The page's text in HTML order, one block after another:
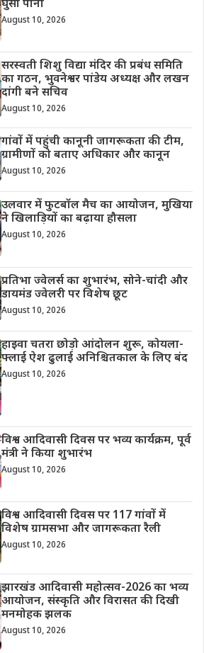
घुसा पानी
August 10, 2026
सरस्वती शिशु विद्या मंदिर की प्रबंध समिति
का गठन, भुवनेश्वर पांडेय अध्यक्ष और लखन
दांगी बने सचिव
August 10, 2026
गांवों में पहुंची कानूनी जागरूकता की टीम,
ग्रामीणों को बताए अधिकार और कानून
August 10, 2026
उलवार में फुटबॉल मैच का आयोजन, मुखिया
ने खिलाड़ियों का बढ़ाया हौसला
August 10, 2026
प्रतिभा ज्वेलर्स का शुभारंभ, सोने-चांदी और
डायमंड ज्वेलरी पर विशेष छूट
August 10, 2026
हाइवा चतरा छोड़ो आंदोलन शुरू, कोयला-
फ्लाई ऐश ढुलाई अनिश्चितकाल के लिए बंद
August 10, 2026
विश्व आदिवासी दिवस पर भव्य कार्यक्रम, पूर्व
मंत्री ने किया शुभारंभ
August 10, 2026
विश्व आदिवासी दिवस पर 117 गांवों में
विशेष ग्रामसभा और जागरूकता रैली
August 10, 2026
झारखंड आदिवासी महोत्सव-2026 का भव्य
आयोजन, संस्कृति और विरासत की दिखी
मनमोहक झलक
August 10, 2026